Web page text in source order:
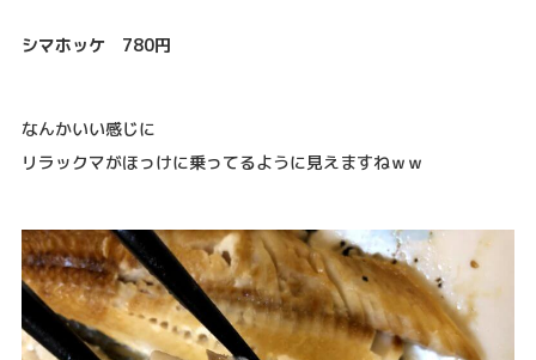
シマホッケ 780円
なんかいい感じに
リラックマがほっけに乗ってるように見えますねｗｗ